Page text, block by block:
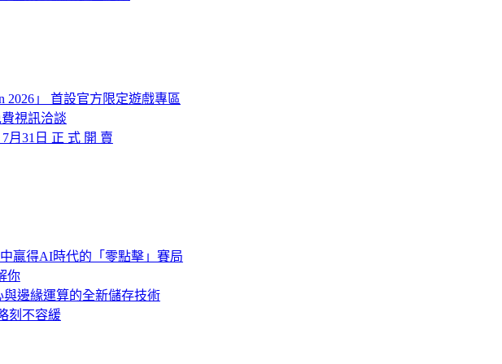
2026」 首設官方限定遊戲專區
費視訊洽談
月31日 正 式 開 賣
贏得AI時代的「零點擊」賽局
你
邊緣運算的全新儲存技術
刻不容緩